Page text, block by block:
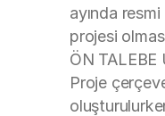
ayında
projesi
ÖN TALEBE
Proje